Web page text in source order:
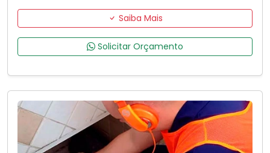
Saiba Mais
Solicitar Orçamento